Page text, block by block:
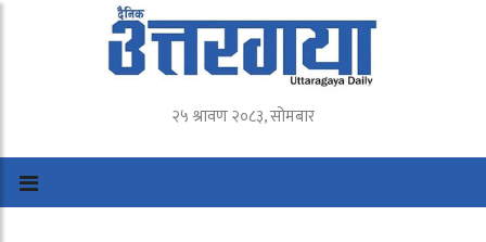
२५ श्रावण २०८३, सोमबार